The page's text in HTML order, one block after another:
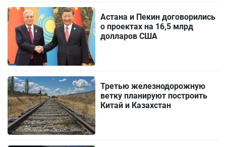
Астана и Пекин договорились
о проектах на 16,5 млрд
долларов США
Третью железнодорожную
ветку планируют построить
Китай и Казахстан